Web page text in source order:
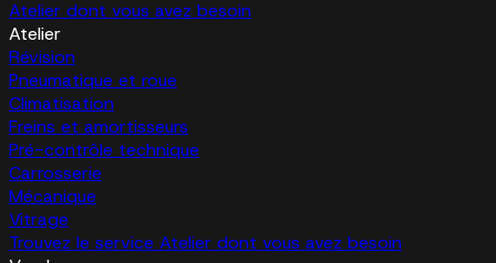
Atelier dont vous avez besoin
Atelier
Révision
Pneumatique et roue
Climatisation
Freins et amortisseurs
Pré-contrôle technique
Carrosserie
Mécanique
Vitrage
Trouvez le service Atelier dont vous avez besoin